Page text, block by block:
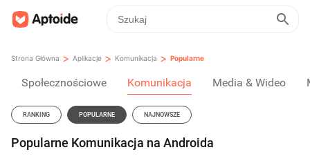
Strona Główna > Aplikacje > Komunikacja > Popularne
Społecznościowe Komunikacja Media & Wideo
RANKING POPULARNE NAJNOWSZE
Popularne Komunikacja na Androida